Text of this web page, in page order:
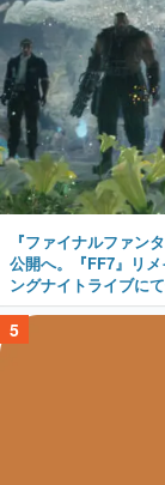
『ファイナルファ
公開へ。『FF7』リ
ングナイトライブに
5